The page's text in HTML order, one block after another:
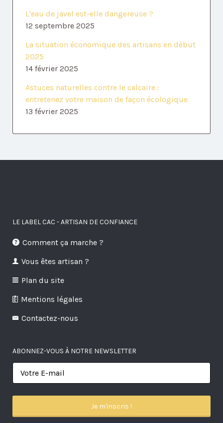
L'eau de javel est-elle dangereuse ?
12 septembre 2025
La situation économique des artisans en début
2025
14 février 2025
Astuces naturelles contre le calcaire :
entretenez votre maison de façon écologique
13 février 2025
LE LABEL CAC - ARTISAN DE CONFIANCE
Comment ça marche ?
Vous êtes artisan ?
Plan du site
Mentions légales
Contactez-nous
ABONNEZ-VOUS À NOTRE NEWSLETTER